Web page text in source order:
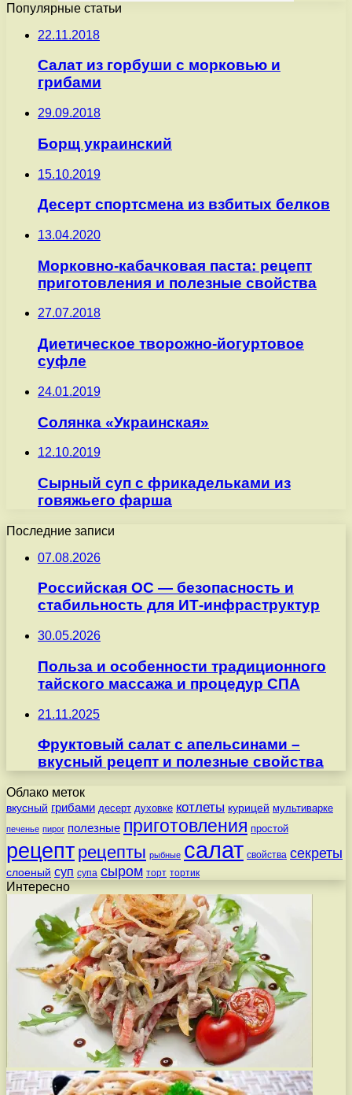
Популярные статьи
22.11.2018
Салат из горбуши с морковью и
грибами
29.09.2018
Борщ украинский
15.10.2019
Десерт спортсмена из взбитых белков
13.04.2020
Морковно-кабачковая паста: рецепт
приготовления и полезные свойства
27.07.2018
Диетическое творожно-йогуртовое
суфле
24.01.2019
Солянка «Украинская»
12.10.2019
Сырный суп с фрикадельками из
говяжьего фарша
Последние записи
07.08.2026
Российская ОС — безопасность и
стабильность для ИТ-инфраструктур
30.05.2026
Польза и особенности традиционного
тайского массажа и процедур СПА
21.11.2025
Фруктовый салат с апельсинами –
вкусный рецепт и полезные свойства
Облако меток
вкусный грибами десерт духовке котлеты курицей мультиварке
печенье пирог полезные приготовления простой
рецепт рецепты рыбные салат свойства секреты
слоеный суп супа сыром торт тортик
Интересно